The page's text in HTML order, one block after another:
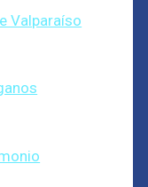
Valparaíso